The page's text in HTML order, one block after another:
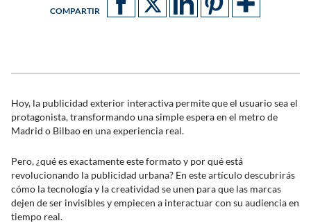
COMPARTIR
Hoy, la publicidad exterior interactiva permite que el usuario sea el
protagonista, transformando una simple espera en el metro de
Madrid o Bilbao en una experiencia real.
Pero, ¿qué es exactamente este formato y por qué está
revolucionando la publicidad urbana? En este artículo descubrirás
cómo la tecnología y la creatividad se unen para que las marcas
dejen de ser invisibles y empiecen a interactuar con su audiencia en
tiempo real.